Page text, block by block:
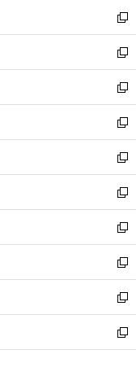
く
で
開
く
ド
ウ
で
開
く
ィ
ン
ド
ウ
で
開
く
新
し
い
ウ
ィ
ン
ド
ウ
で
開
く
新
し
い
ウ
ィ
ン
ド
ウ
で
開
く
新
し
い
ウ
ィ
ン
ド
ウ
で
開
く
新
し
い
ウ
ィ
ン
ド
ウ
で
開
く
新
し
い
ウ
ィ
ン
ド
ウ
で
開
く
新
し
い
ウ
ィ
ン
ド
ウ
で
開
新
し
い
ウ
ィ
ン
ド
ウ
新
し
い
ウ
ィ
ン
新
し
い
ウ
新
し